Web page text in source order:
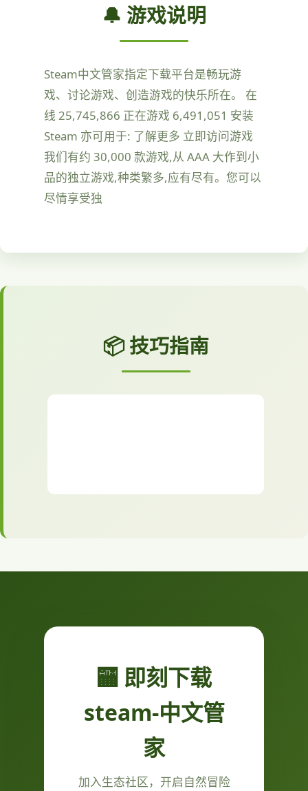
🔔 游戏说明
Steam中文管家指定下载平台是畅玩游
戏、讨论游戏、创造游戏的快乐所在。 在
线 25,745,866 正在游戏 6,491,051 安装
Steam 亦可用于: 了解更多 立即访问游戏
我们有约 30,000 款游戏,从 AAA 大作到小
品的独立游戏,种类繁多,应有尽有。您可以
尽情享受独
📦 技巧指南
🏧 即刻下载
steam-中文管
家
加入生态社区，开启自然冒险